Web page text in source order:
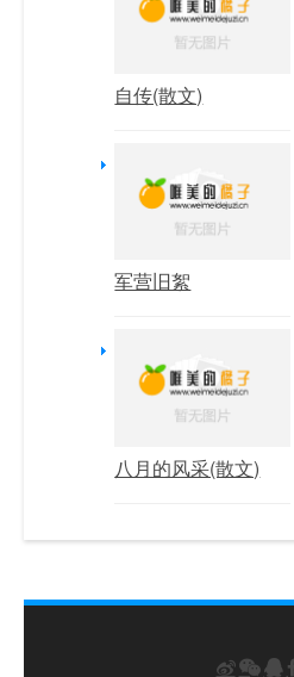
自传(散文)
军营旧絮
八月的风采(散文)